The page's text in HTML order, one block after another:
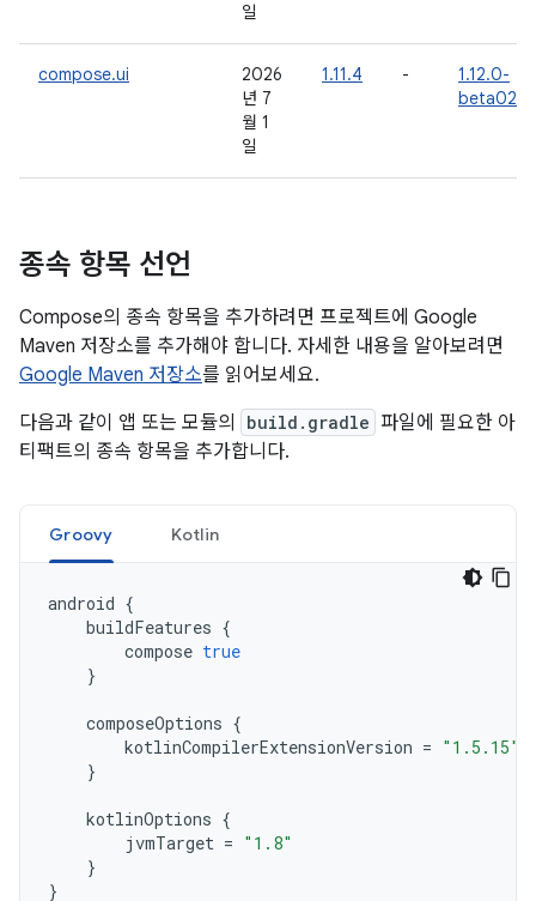
일
compose.ui
2026
년 7
월 1
일
1.11.4 -
1.12.0-
beta02
종속 항목 선언
Compose의 종속 항목을 추가하려면 프로젝트에 Google
Maven 저장소를 추가해야 합니다. 자세한 내용을 알아보려면
Google Maven 저장소를 읽어보세요.
다음과 같이 앱 또는 모듈의
build.gradle 파일에 필요한 아
티팩트의 종속 항목을 추가합니다.
Groovy Kotlin
android {
buildFeatures {
compose true
}
composeOptions {
kotlinCompilerExtensionVersion = "1.5.15"
}
kotlinOptions {
jvmTarget = "1.8"
}
}